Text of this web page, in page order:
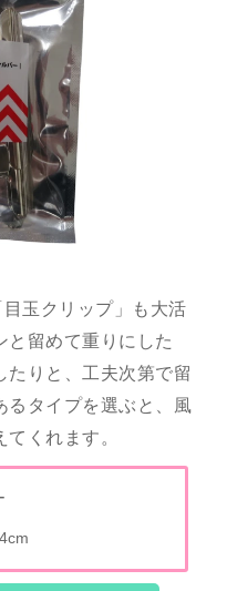
玉クリップ」も大活
と留めて重りにした
たりと、工夫次第で留
るタイプを選ぶと、風
くれます。